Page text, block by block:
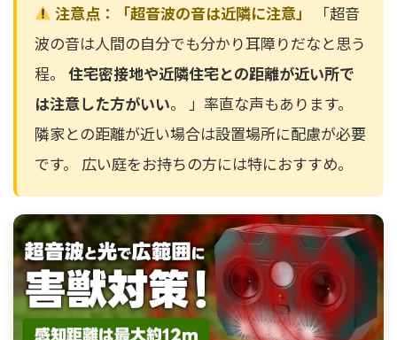
注意点：「超音波の音は近隣に注意」
「超音
波の音は人間の自分でも分かり耳障りだなと思う
程。 住宅密接地や近隣住宅との距離が近い所で
は注意した方がいい。 」率直な声もあります。
隣家との距離が近い場合は設置場所に配慮が必要
です。 広い庭をお持ちの方には特におすすめ。